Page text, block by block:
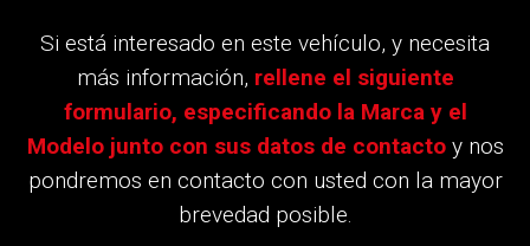
Si está interesado en este vehículo, y necesita
más información, rellene el siguiente
formulario, especificando la Marca y el
Modelo junto con sus datos de contactoy nos
pondremos en contacto con usted con la mayor
brevedad posible.